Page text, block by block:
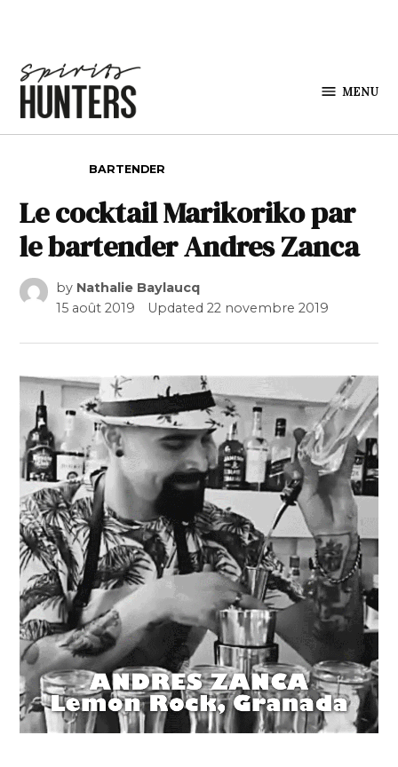
MENU
BARTENDER
Le cocktail Marikoriko par
le bartender Andres Zanca
by Nathalie Baylaucq
15 août 2019
Updated22 novembre 2019